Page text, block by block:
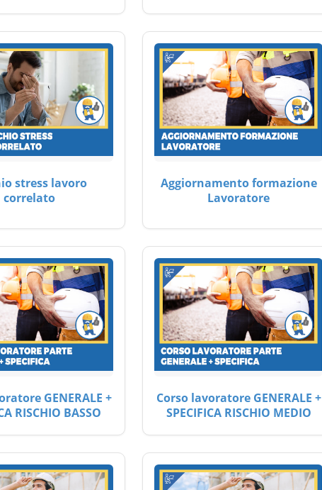
stress lavoro
correlato
Aggiornamento formazione
Lavoratore
GENERALE +
RISCHIO BASSO
Corso lavoratore GENERALE +
SPECIFICA RISCHIO MEDIO